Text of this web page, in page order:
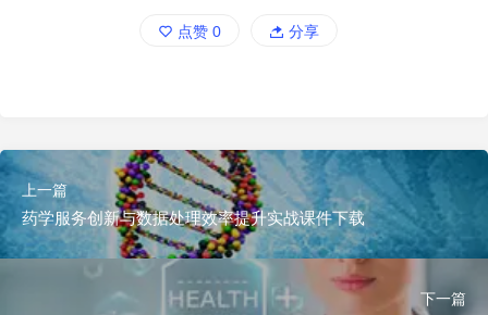
点赞 0 分享
上一篇
药学服务创新与数据处理效率提升实战课件下载
下一篇